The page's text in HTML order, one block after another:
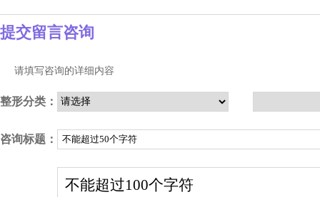
提交留言咨询
请填写咨询的详细内容
整形分类：
咨询标题：